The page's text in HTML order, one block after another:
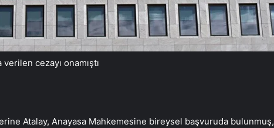
verilen cezayı onamıştı
Atalay, Anayasa Mahkemesine bireysel başvuruda bulunmuş,